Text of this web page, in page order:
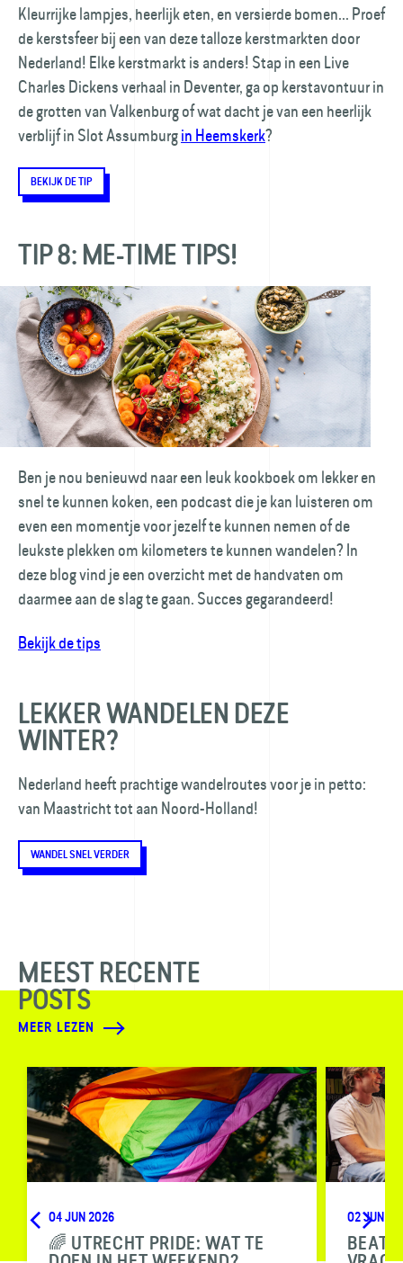
Kleurrijke lampjes, heerlijk eten, en versierde bomen... Proef
de kerstsfeer bij een van deze talloze kerstmarkten door
Nederland! Elke kerstmarkt is anders! Stap in een Live
Charles Dickens verhaal in Deventer, ga op kerstavontuur in
de grotten van Valkenburg of wat dacht je van een heerlijk
verblijf in Slot Assumburgin Heemskerk?
BEKIJK DE TIP
TIP 8: ME-TIME TIPS!
Ben je nou benieuwd naar een leuk kookboek om lekker en
snel te kunnen koken, een podcast die je kan luisteren om
even een momentje voor jezelf te kunnen nemen of de
leukste plekken om kilometers te kunnen wandelen? In
deze blog vind je een overzicht met de handvaten om
daarmee aan de slag te gaan. Succes gegarandeerd!
Bekijk de tips
LEKKER WANDELEN DEZE
WINTER?
Nederland heeft prachtige wandelroutes voor je in petto:
van Maastricht tot aan Noord-Holland!
WANDEL SNEL VERDER
MEEST RECENTE
POSTS
MEER LEZEN
04 JUN 2026
🌈 UTRECHT PRIDE: WAT TE
02 JUN
BEAT